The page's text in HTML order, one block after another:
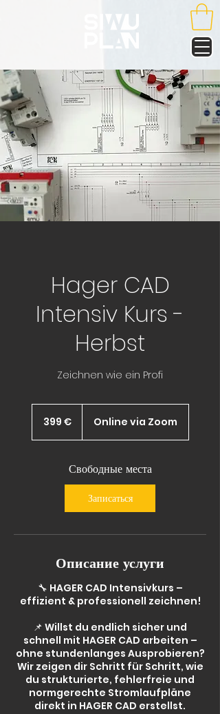
Hager CAD
Intensiv Kurs -
Herbst
Zeichnen wie ein Profi
евро399 € Online via Zoom
Свободные места
Записаться
Описание услуги
🔧 HAGER CAD Intensivkurs –
effizient & professionell zeichnen!
📌 Willst du endlich sicher und
schnell mit HAGER CAD arbeiten –
ohne stundenlanges Ausprobieren?
Wir zeigen dir Schritt für Schritt, wie
du strukturierte, fehlerfreie und
normgerechte Stromlaufpläne
direkt in HAGER CAD erstellst.